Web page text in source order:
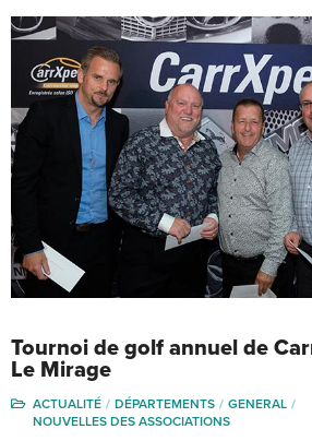
Tournoi de golf annuel de
Le Mirage
ACTUALITÉ DÉPARTEMENTS
GENERAL
NOUVELLES DES ASSOCIATIONS